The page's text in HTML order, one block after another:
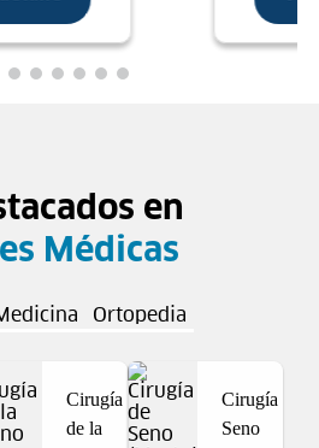
en
Médicas
Ortopedia
Cirugía
de la
Cirugía de
Seno